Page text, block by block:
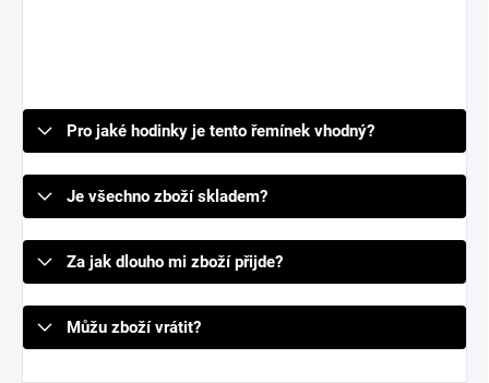
Pro jaké hodinky je tento řemínek vhodný?
Je všechno zboží skladem?
Za jak dlouho mi zboží přijde?
Můžu zboží vrátit?